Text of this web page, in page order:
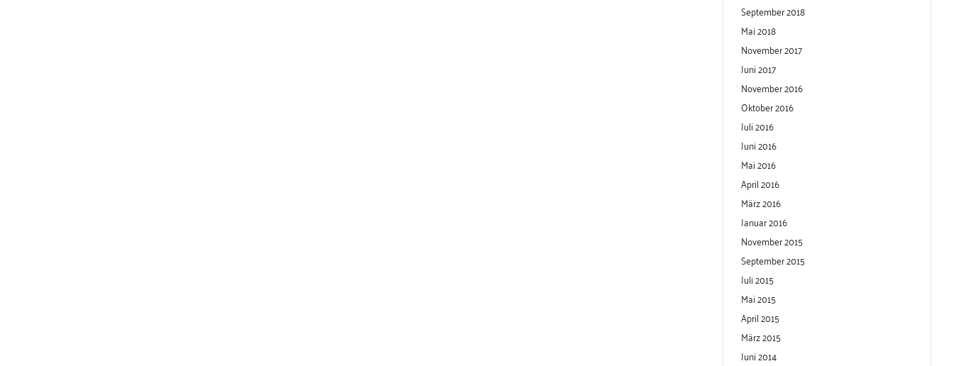
September 2018
Mai 2018
November 2017
Juni 2017
November 2016
Oktober 2016
Juli 2016
Juni 2016
Mai 2016
April 2016
März 2016
Januar 2016
November 2015
September 2015
Juli 2015
Mai 2015
April 2015
März 2015
Juni 2014